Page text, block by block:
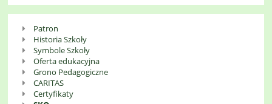
SzkolePatron
Historia Szkoły
Symbole Szkoły
Oferta edukacyjna
Grono Pedagogiczne
CARITAS
Certyfikaty